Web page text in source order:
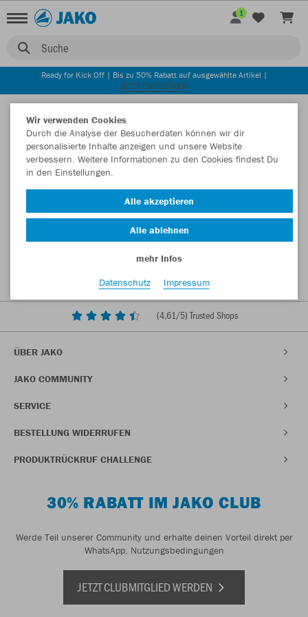
Suche
1
Ready for Kick Off | Bis zu 50% Rabatt auf ausgewählte Artikel |
JETZT ENTDECKEN
(4,61/5) Trusted Shops
ÜBER JAKO
JAKO COMMUNITY
SERVICE
BESTELLUNG WIDERRUFEN
PRODUKTRÜCKRUF CHALLENGE
30% RABATT IM JAKO CLUB
Werde Teil unserer Community und erhalte deinen Vorteil direkt per
WhatsApp. Nutzungsbedingungen
JETZT CLUBMITGLIED WERDEN
Wir verwenden Cookies
Durch die Analyse der Besucherdaten können wir dir
personalisierte Inhalte anzeigen und unsere Website
verbessern. Weitere Informationen zu den Cookies findest Du
in den Einstellungen.
Alle akzeptieren
Alle ablehnen
mehr Infos
Datenschutz
Impressum